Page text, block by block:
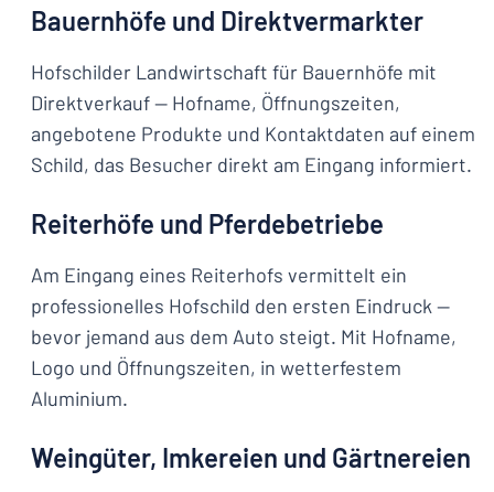
Bauernhöfe und Direktvermarkter
Hofschilder Landwirtschaft für Bauernhöfe mit
Direktverkauf — Hofname, Öffnungszeiten,
angebotene Produkte und Kontaktdaten auf einem
Schild, das Besucher direkt am Eingang informiert.
Reiterhöfe und Pferdebetriebe
Am Eingang eines Reiterhofs vermittelt ein
professionelles Hofschild den ersten Eindruck —
bevor jemand aus dem Auto steigt. Mit Hofname,
Logo und Öffnungszeiten, in wetterfestem
Aluminium.
Weingüter, Imkereien und Gärtnereien